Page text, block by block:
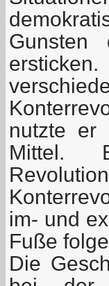
nutzte er
Mittel.
im- und
Fuße
Die